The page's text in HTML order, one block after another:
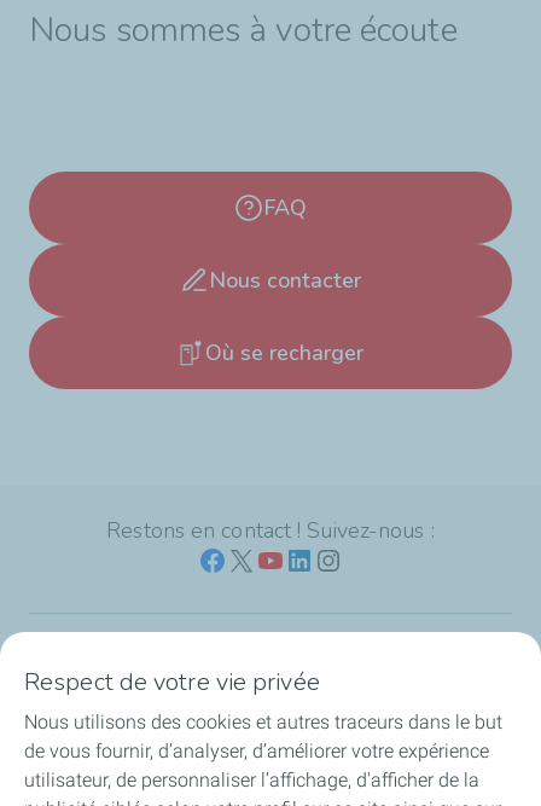
Nous sommes à votre écoute
FAQ
Nous contacter
Où se recharger
Restons en contact ! Suivez-nous :
L'offre Mobility Business de TotalEnergies
Vous souhaitez devenir client ?
Déjà client ?
Respect de votre vie privée
Nous utilisons des cookies et autres traceurs dans le but
de vous fournir, d’analyser, d’améliorer votre expérience
utilisateur, de personnaliser l’affichage, d'afficher de la